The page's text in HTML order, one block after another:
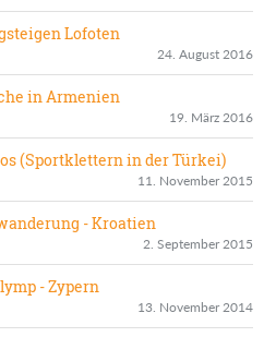
Lofoten
24. August 2016
in Armenien
19. März 2016
(Sportklettern in der Türkei)
11. November 2015
- Kroatien
2. September 2015
- Zypern
13. November 2014